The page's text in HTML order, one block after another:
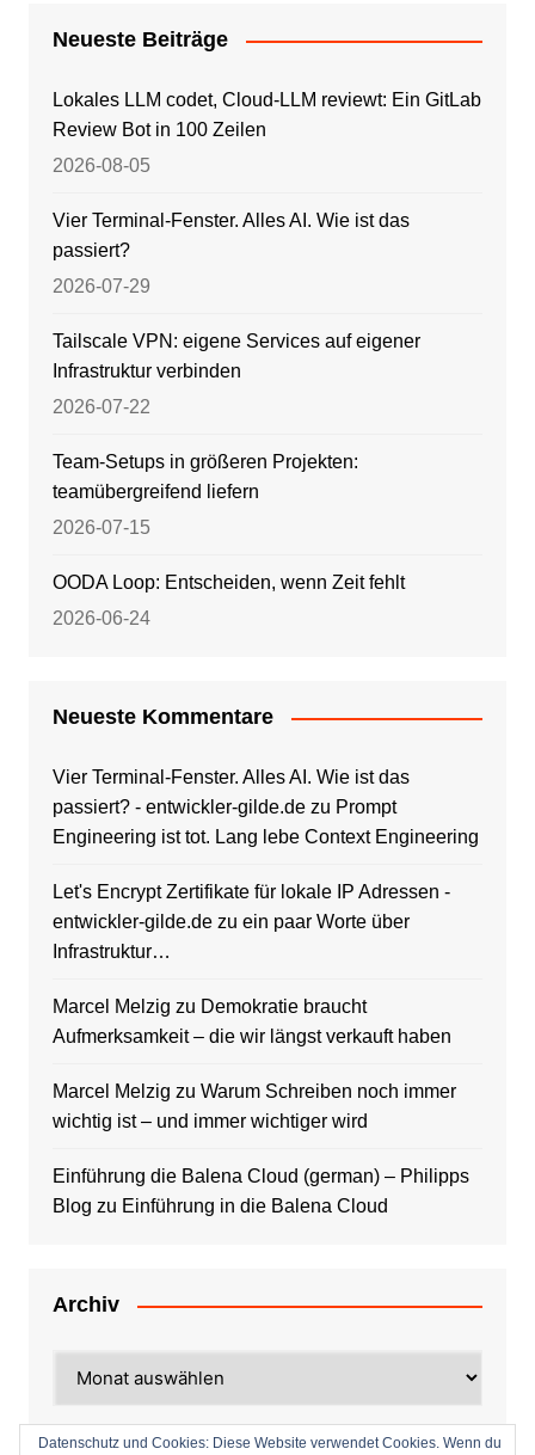
Neueste Beiträge
Lokales LLM codet, Cloud-LLM reviewt: Ein GitLab
Review Bot in 100 Zeilen
2026-08-05
Vier Terminal-Fenster. Alles AI. Wie ist das
passiert?
2026-07-29
Tailscale VPN: eigene Services auf eigener
Infrastruktur verbinden
2026-07-22
Team-Setups in größeren Projekten:
teamübergreifend liefern
2026-07-15
OODA Loop: Entscheiden, wenn Zeit fehlt
2026-06-24
Neueste Kommentare
Vier Terminal-Fenster. Alles AI. Wie ist das
passiert? - entwickler-gilde.dezu Prompt
Engineering ist tot. Lang lebe Context Engineering
Let's Encrypt Zertifikate für lokale IP Adressen -
entwickler-gilde.dezu ein paar Worte über
Infrastruktur…
Marcel Melzig zu Demokratie braucht
Aufmerksamkeit – die wir längst verkauft haben
Marcel Melzig zu Warum Schreiben noch immer
wichtig ist – und immer wichtiger wird
Einführung die Balena Cloud (german) – Philipps
Blog zu Einführung in die Balena Cloud
Archiv
Datenschutz und Cookies: Diese Website verwendet Cookies. Wenn du